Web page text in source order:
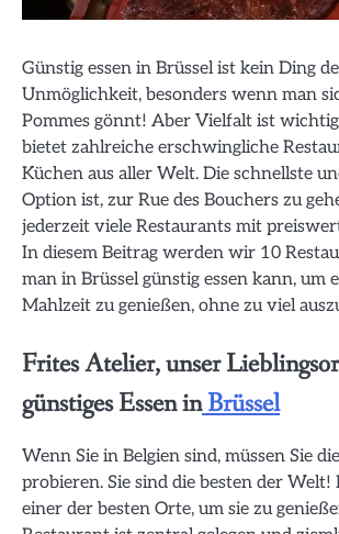
Günstig essen in Brüssel ist kein Ding
Unmöglichkeit, besonders wenn man
Pommes gönnt! Aber Vielfalt ist
bietet zahlreiche erschwingliche
Küchen aus aller Welt. Die schnellste
Option ist, zur Rue des Bouchers zu
jederzeit viele Restaurants mit
In diesem Beitrag werden wir 10
man in Brüssel günstig essen kann, um
Mahlzeit zu genießen, ohne zu viel
Frites Atelier, unser
günstiges Essen inBrüssel
Wenn Sie in Belgien sind, müssen Sie
probieren. Sie sind die besten der
einer der besten Orte, um sie zu